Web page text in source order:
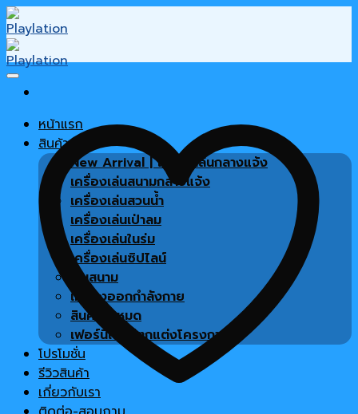
Skip
to
content
หน้าแรก
สินค้า
New Arrival | เครื่องเล่นกลางแจ้ง
เครื่องเล่นสนามกลางแจ้ง
เครื่องเล่นสวนน้ำ
เครื่องเล่นเป่าลม
เครื่องเล่นในร่ม
เครื่องเล่นซิปไลน์
พื้นสนาม
เครื่องออกกำลังกาย
สินค้าทั้งหมด
เฟอร์นิเจอร์ตกแต่งโครงการ
โปรโมชั่น
รีวิวสินค้า
เกี่ยวกับเรา